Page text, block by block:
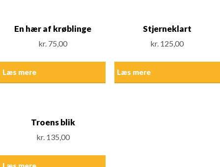
En hær af krøblinge
kr. 75,00
Læs mere
Stjerneklart
kr. 125,00
Læs mere
Troens blik
kr.135,00